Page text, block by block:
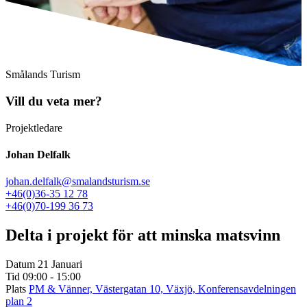
Smålands Turism
Vill du veta mer?
Projektledare
Johan Delfalk
johan.delfalk@smalandsturism.se
+46(0)36-35 12 78
+46(0)70-199 36 73
Delta i projekt för att minska matsvinn
Datum 21 Januari
Tid 09:00 - 15:00
Plats PM & Vänner, Västergatan 10, Växjö, Konferensavdelningen
plan 2